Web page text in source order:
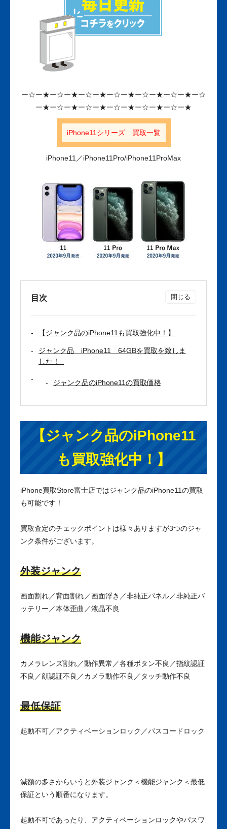
ー☆ー★ー☆ー★ー☆ー★ー☆ー★ー☆ー★ー☆ー★ー☆
ー★ー☆ー★ー☆ー★ー☆ー★ー☆ー★ー☆ー★
iPhone11シリーズ 買取一覧
iPhone11／iPhone11Pro/iPhone11ProMax
目次
【ジャンク品のiPhone11も買取強化中！】
ジャンク品 iPhone11 64GBを買取を致しま
した！
ジャンク品のiPhone11の買取価格
【ジャンク品のiPhone11
も買取強化中！】
iPhone買取Store富士店ではジャンク品のiPhone11の買取
も可能です！
買取査定のチェックポイントは様々ありますが3つのジャ
ンク条件がございます。
外装ジャンク
画面割れ／背面割れ／画面浮き／非純正パネル／非純正バ
ッテリー／本体歪曲／液晶不良
機能ジャンク
カメラレンズ割れ／動作異常／各種ボタン不良／指紋認証
不良／顔認証不良／カメラ動作不良／タッチ動作不良
最低保証
起動不可／アクティベーションロック／パスコードロック
減額の多さからいうと外装ジャンク＜機能ジャンク＜最低
保証という順番になります。
起動不可であったり、アクティベーションロックやパスワ